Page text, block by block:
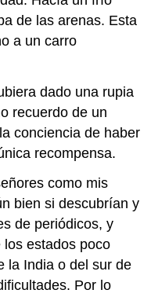
de las arenas. Esta
a un carro
dado una rupia
recuerdo de un
conciencia de haber
recompensa.
como mis
bien si descubrían y
de periódicos, y
los estados poco
la India o del sur de
Por lo